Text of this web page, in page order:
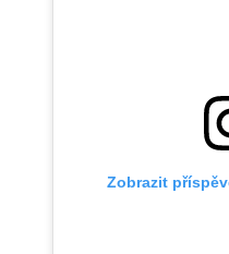
Zobrazit